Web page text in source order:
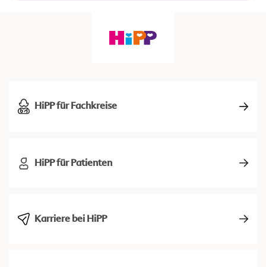
HiPP für Fachkreise
HiPP für Patienten
Karriere bei HiPP